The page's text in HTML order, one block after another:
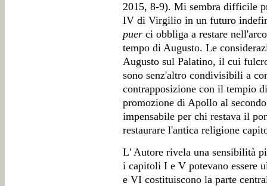
2015, 8-9). Mi sembra difficile
IV di Virgilio in un futuro
puer ci obbliga a restare
tempo di Augusto. Le
Augusto sul Palatino, il cui
sono senz'altro condivisibili a
contrapposizione con il tempio
promozione di Apollo al
impensabile per chi restava il
restaurare l'antica religione
L' Autore rivela una sensibilità
i capitoli I e V potevano essere
e VI costituiscono la parte